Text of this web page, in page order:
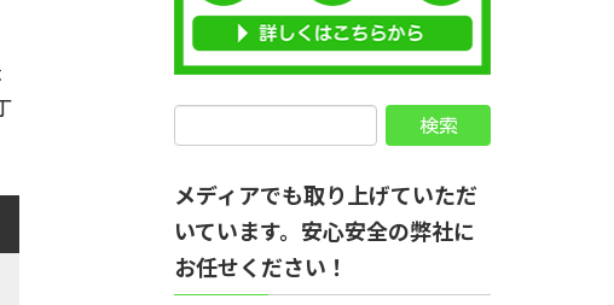
メディアでも取り上げていただ
いています。安心安全の弊社に
お任せください！